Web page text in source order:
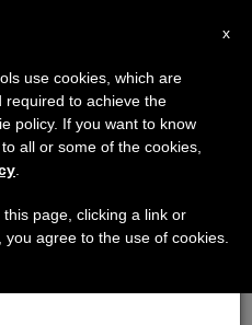
×
haremos la pausa
el periodo de verano
y también el
x
use cookies, which are
required to achieve the
policy. If you want to know
all or some of the cookies,
page, clicking a link or
agree to the use of cookies.